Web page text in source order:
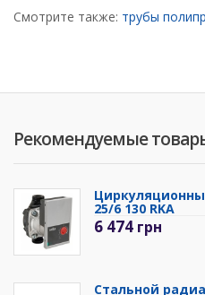
Смотрите также: трубы
Рекомендуемые
25/6 130 RKA
6 474 грн
Стальной